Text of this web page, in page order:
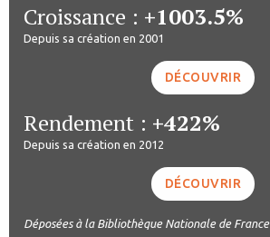
Croissance : +1003.5%
Depuis sa création en 2001
DÉCOUVRIR
Rendement : +422%
Depuis sa création en 2012
DÉCOUVRIR
Déposées à la Bibliothèque Nationale de France